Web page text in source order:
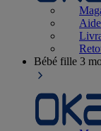
Bébé fille 3